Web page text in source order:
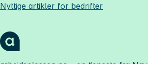
Nyttige artikler for bedrifter